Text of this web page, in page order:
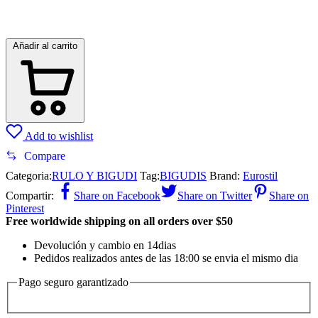
Añadir al carrito
Add to wishlist
Compare
Categoria:RULO Y BIGUDI Tag:BIGUDIS Brand: Eurostil
Compartir:
Share on Facebook Share on Twitter
Share on
Pinterest
Free worldwide shipping on all orders over $50
Devolución y cambio en 14dias
Pedidos realizados antes de las 18:00 se envia el mismo dia
Pago seguro garantizado